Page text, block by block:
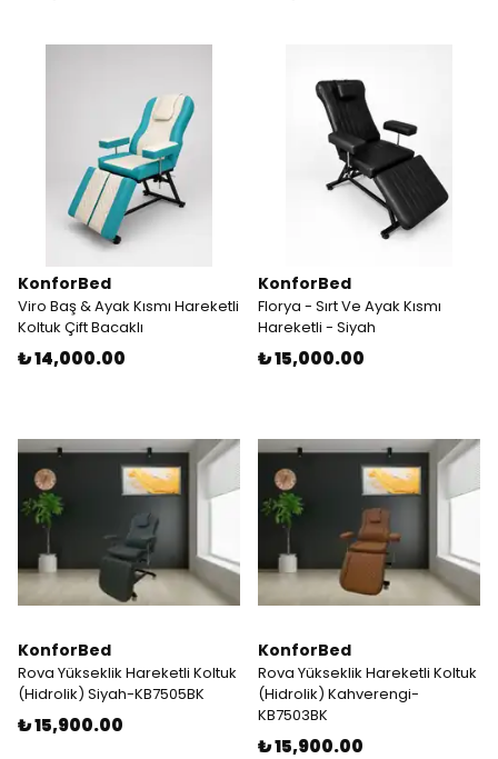
KonforBed
Viro Baş & Ayak Kısmı Hareketli
Koltuk Çift Bacaklı
₺ 14,000.00
KonforBed
Florya - Sırt Ve Ayak Kısmı
Hareketli - Siyah
₺ 15,000.00
KonforBed
Rova Yükseklik Hareketli Koltuk
(Hidrolik) Siyah-KB7505BK
₺ 15,900.00
KonforBed
Rova Yükseklik Hareketli Koltuk
(Hidrolik) Kahverengi-
KB7503BK
₺ 15,900.00